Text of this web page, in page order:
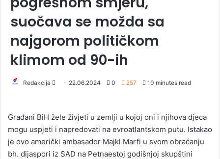
suočava se možda sa
najgorom političkom
klimom od 90-ih
Redakcija
d
a
n
e
22.06.2024 0 257 10 minutes read
Građani BiH žele živjeti u zemlji u kojoj oni i njihova djeca
mogu uspjeti i napredovati na evroatlantskom putu. Istakao
je ovo američki ambasador Majkl Marfi u svom obraćanju
bh. dijaspori iz SAD na Petnaestoj godišnjoj skupštini